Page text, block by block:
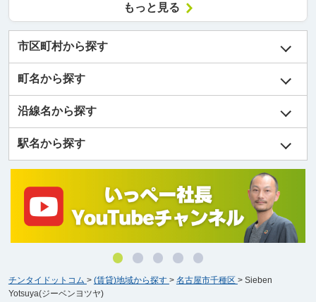
もっと見る
市区町村から探す
町名から探す
沿線名から探す
駅名から探す
チンタイドットコム > (賃貸)地域から探す > 名古屋市千種区 > Sieben
Yotsuya(ジーベンヨツヤ)